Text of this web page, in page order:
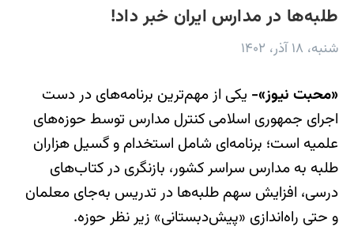
طلبه‌ها در مدارس ایران خبر داد!
شنبه، ۱۸ آذر، ۱۴۰۲
«محبت نیوز»- یکی از مهم‌ترین برنامه‌های در دست
اجرای جمهوری اسلامی کنترل مدارس توسط حوزه‌های
علمیه است؛ برنامه‌ای شامل استخدام و گسیل هزاران
طلبه به مدارس سراسر کشور، بازنگری در کتاب‌های
درسی، افزایش سهم طلبه‌ها در تدریس به‌جای معلمان
و حتی راه‌اندازی «پیش‌دبستانی» زیر نظر حوزه.